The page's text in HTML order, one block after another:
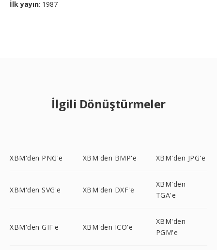
İlk yayın: 1987
İlgili Dönüştürmeler
XBM'den PNG'e XBM'den BMP'e XBM'den JPG'e
XBM'den SVG'e XBM'den DXF'e
XBM'den
TGA'e
XBM'den GIF'e XBM'den ICO'e
XBM'den
PGM'e